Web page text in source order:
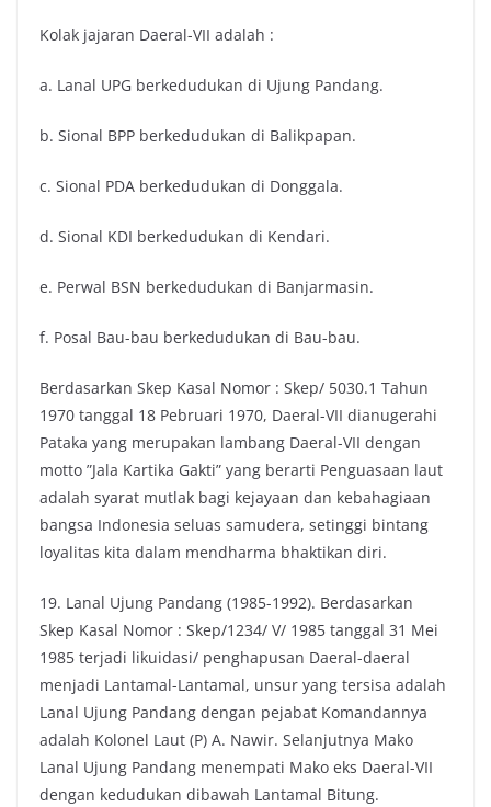
Kolak jajaran Daeral-VII adalah :
a. Lanal UPG berkedudukan di Ujung Pandang.
b. Sional BPP berkedudukan di Balikpapan.
c. Sional PDA berkedudukan di Donggala.
d. Sional KDI berkedudukan di Kendari.
e. Perwal BSN berkedudukan di Banjarmasin.
f. Posal Bau-bau berkedudukan di Bau-bau.
Berdasarkan Skep Kasal Nomor : Skep/ 5030.1 Tahun
1970 tanggal 18 Pebruari 1970, Daeral-VII dianugerahi
Pataka yang merupakan lambang Daeral-VII dengan
motto ”Jala Kartika Gakti” yang berarti Penguasaan laut
adalah syarat mutlak bagi kejayaan dan kebahagiaan
bangsa Indonesia seluas samudera, setinggi bintang
loyalitas kita dalam mendharma bhaktikan diri.
19. Lanal Ujung Pandang (1985-1992). Berdasarkan
Skep Kasal Nomor : Skep/1234/ V/ 1985 tanggal 31 Mei
1985 terjadi likuidasi/ penghapusan Daeral-daeral
menjadi Lantamal-Lantamal, unsur yang tersisa adalah
Lanal Ujung Pandang dengan pejabat Komandannya
adalah Kolonel Laut (P) A. Nawir. Selanjutnya Mako
Lanal Ujung Pandang menempati Mako eks Daeral-VII
dengan kedudukan dibawah Lantamal Bitung.